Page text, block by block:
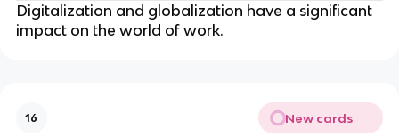
Digitalization and globalization have a significant
impact on the world of work.
16 New cards